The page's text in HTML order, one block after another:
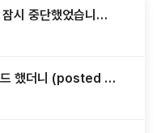
시 중단했었습니다.
드 했더니 (posted b